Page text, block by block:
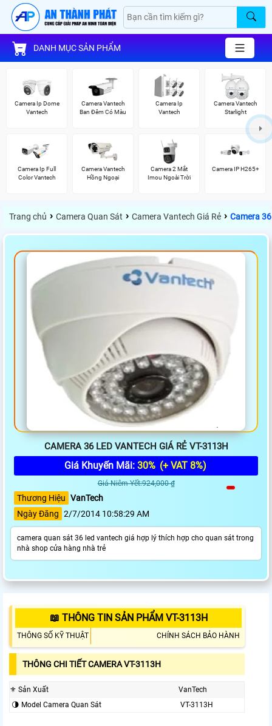
DANH MỤC SẢN PHẨM
Camera Ip Dome
Vantech
Camera Vantech
Ban Đêm Có Màu
Camera Ip
Vantech
Camera Vantech
Starlight
Camera Ip Full
Color Vantech
Camera Vantech
Hồng Ngoại
Camera 2 Mắt
Imou Ngoài Trời
Camera IP H265+
Trang chủ › Camera Quan Sát › Camera Vantech Giá Rẻ › Camera
CAMERA 36 LED VANTECH GIÁ RẺ VT-3113H
Giá Khuyến Mãi: 30% (+ VAT 8%)
Giá Niêm Yết:924,000 ₫
Thương Hiệu VanTech
Ngày Đăng 2/7/2014 10:58:29 AM
camera quan sát 36 led vantech giá hợp lý thích hợp cho quan sát trong
nhà shop cửa hàng nhà trẻ
📖 THÔNG TIN SẢN PHẨM VT-3113H
THÔNG SỐ KỸ THUẬT CHÍNH SÁCH BẢO HÀNH
THÔNG CHI TIẾT CAMERA VT-3113H
⚜️ Sản Xuất
VanTech
🌗 Model Camera Quan Sát
VT-3113H